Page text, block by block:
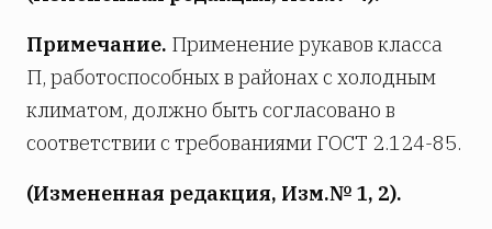
Примечание. Применение рукавов класса
П, работоспособных в районах с холодным
климатом, должно быть согласовано в
соответствии с требованиями ГОСТ 2.124-85.
(Измененная редакция, Изм.№ 1, 2).